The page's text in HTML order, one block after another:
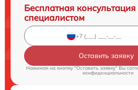
Бесплатная консультация
специалистом
Оставить заявку
Нажимая на кнопку "Оставить заявку" Вы
конфиденциальности